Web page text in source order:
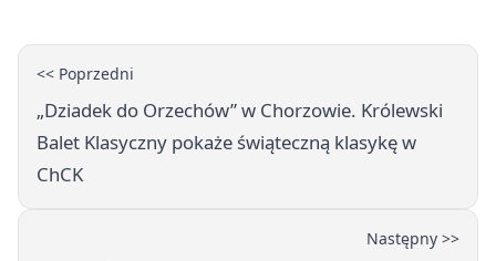
<< Poprzedni
„Dziadek do Orzechów” w Chorzowie. Królewski
Balet Klasyczny pokaże świąteczną klasykę w
ChCK
Następny >>